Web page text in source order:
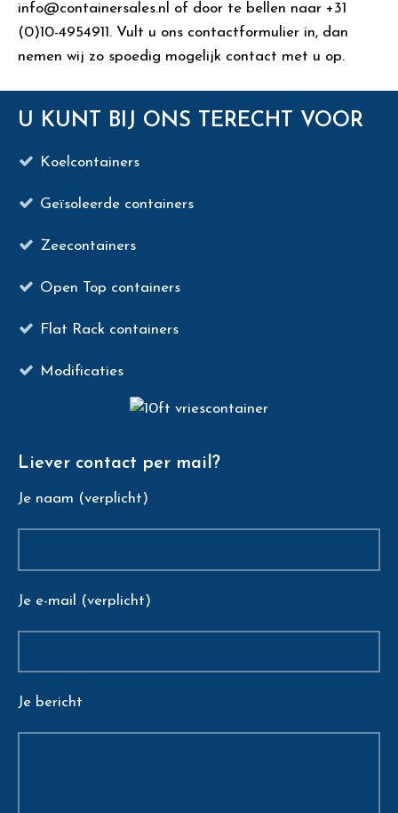
info@containersales.nl of door te bellen naar +31
(0)10-4954911. Vult u ons contactformulier in, dan
nemen wij zo spoedig mogelijk contact met u op.
U KUNT BIJ ONS TERECHT VOOR
Koelcontainers
Geïsoleerde containers
Zeecontainers
Open Top containers
Flat Rack containers
Modificaties
Liever contact per mail?
Je naam (verplicht)
Je e-mail (verplicht)
Je bericht